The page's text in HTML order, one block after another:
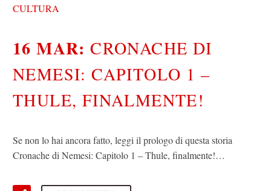
CULTURA
16 MAR:CRONACHE DI
NEMESI: CAPITOLO 1 –
THULE, FINALMENTE!
Se non lo hai ancora fatto, leggi il prologo di questa storia
Cronache di Nemesi: Capitolo 1 – Thule, finalmente!…